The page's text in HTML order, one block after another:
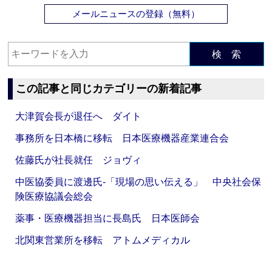
メールニュースの登録（無料）
検 索
この記事と同じカテゴリーの新着記事
大津賀会長が退任へ ダイト
事務所を日本橋に移転 日本医療機器産業連合会
佐藤氏が社長就任 ジョヴィ
中医協委員に渡邊氏‐「現場の思い伝える」 中央社会保
険医療協議会総会
薬事・医療機器担当に長島氏 日本医師会
北関東営業所を移転 アトムメディカル